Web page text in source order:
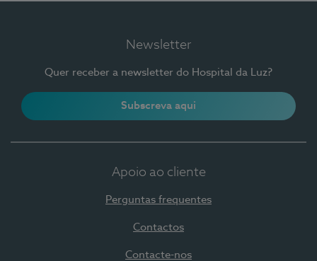
Newsletter
Quer receber a newsletter do Hospital da Luz?
Subscreva aqui
Apoio ao cliente
Perguntas frequentes
Contactos
Contacte-nos